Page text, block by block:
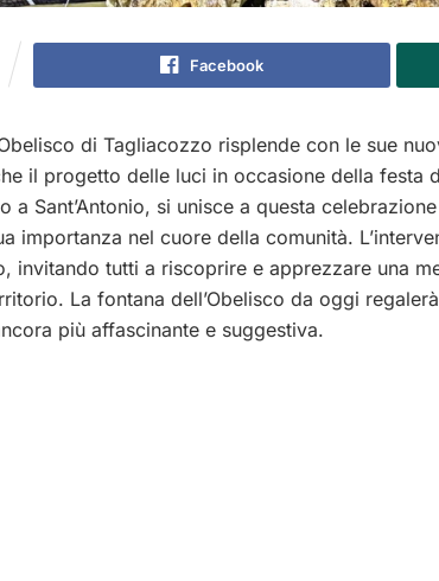
Facebook
di Tagliacozzo risplende con le sue
il progetto delle luci in occasione della festa
a Sant’Antonio, si unisce a questa
importanza nel cuore della comunità.
invitando tutti a riscoprire e apprezzare una
La fontana dell’Obelisco da oggi
più affascinante e suggestiva.